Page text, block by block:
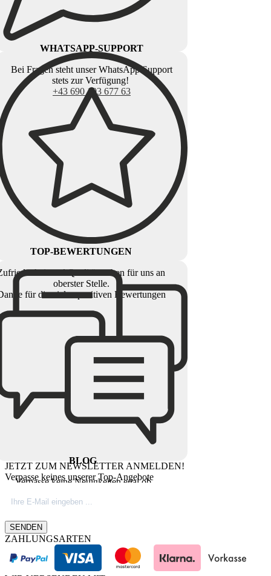
WHATSAPP-SUPPORT
Bei Fragen steht unser WhatsApp Support
stets zur Verfügung!
+43 690 103 677 63
TOP-BEWERTUNGEN
und Qualität stehen für uns an
oberster Stelle.
für die vielen positiven Bewertungen
BLOG
Verpasse keine Neuigkeiten egal ob
Firmeninfos. Besuche unseren Blog.
JETZT ZUM NEWSLETTER ANMELDEN!
Verpasse keines unserer Top-Angebote
SENDEN
ZAHLUNGSARTEN